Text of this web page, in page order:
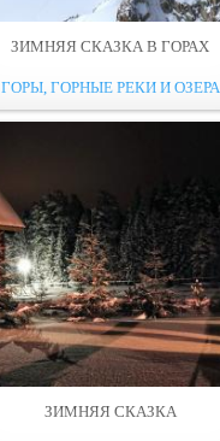
ЗИМНЯЯ СКАЗКА В ГОРАХ
ГОРЫ, ГОРНЫЕ РЕКИ И ОЗЕРА
ЗИМНЯЯ СКАЗКА